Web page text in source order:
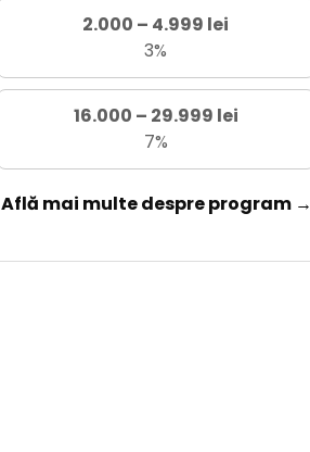
2.000 – 4.999 lei
3%
16.000 – 29.999 lei
7%
Află mai multe despre program →